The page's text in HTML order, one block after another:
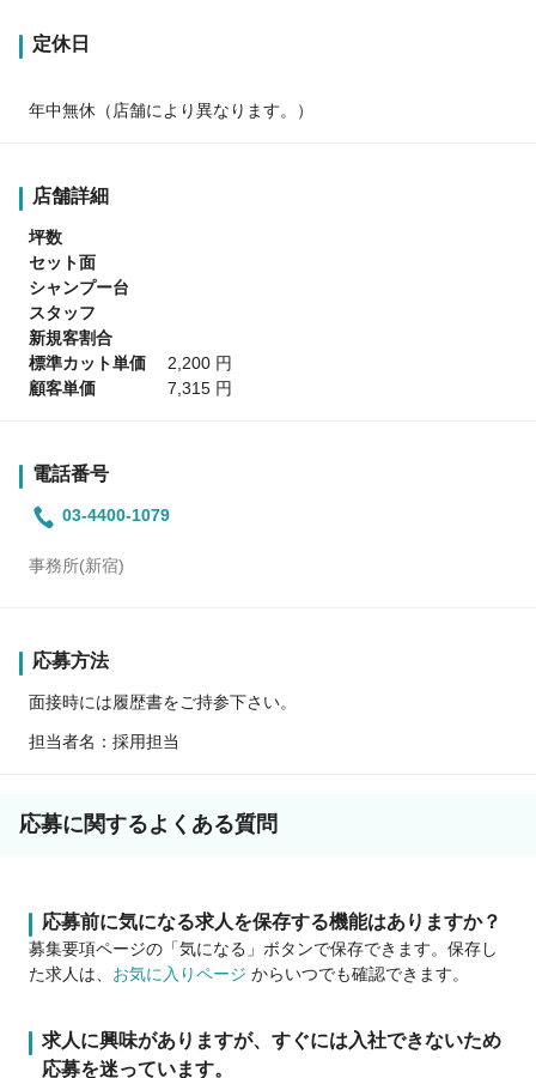
定休日
年中無休（店舗により異なります。）
店舗詳細
坪数
セット面
シャンプー台
スタッフ
新規客割合
標準カット単価
2,200 円
顧客単価
7,315 円
電話番号
03-4400-1079
事務所(新宿)
応募方法
面接時には履歴書をご持参下さい。
担当者名：採用担当
応募に関するよくある質問
応募前に気になる求人を保存する機能はありますか？
募集要項ページの「気になる」ボタンで保存できます。保存し
た求人は、 お気に入りページ からいつでも確認できます。
求人に興味がありますが、すぐには入社できないため
応募を迷っています。